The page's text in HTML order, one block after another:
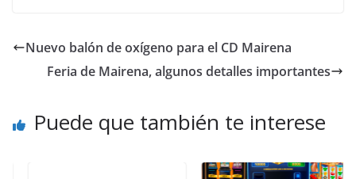
Nuevo balón de oxígeno para el CD Mairena
Feria de Mairena, algunos detalles importantes
Puede que también te interese